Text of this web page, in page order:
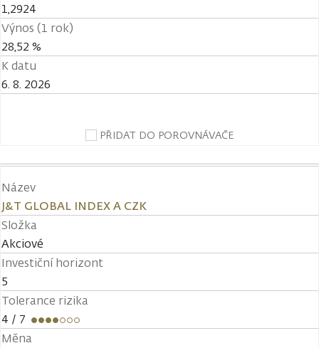
1,2924
Výnos (1 rok)
28,52 %
K datu
6. 8. 2026
PŘIDAT DO POROVNÁVAČE
Název
J&T GLOBAL INDEX A CZK
Složka
Akciové
Investiční horizont
5
Tolerance rizika
4 / 7
Měna